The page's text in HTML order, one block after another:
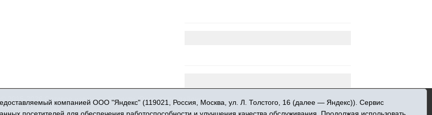
© 2015-2026 Сетевое издание «Новости Юргинского района»
выдан Федеральной службой по надзору в сфере связи, информационных технологий и массовых
компанией ООО "Яндекс" (119021, Россия, Москва, ул. Л. Толстого, 16 (далее — Яндекс)). Сервис